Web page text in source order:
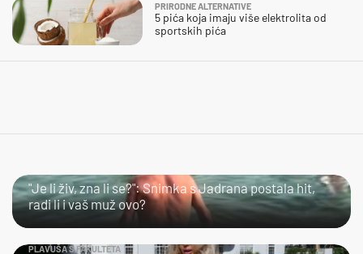
PRIRODNE ALTERNATIVE
5 pića koja imaju više elektrolita od
sportskih pića
LOL
"Je li živ, zna li se?": Snimka s Jadrana postala hit,
radi li i vaš muž ovo?
PLAVUŠA S FAKULTETA